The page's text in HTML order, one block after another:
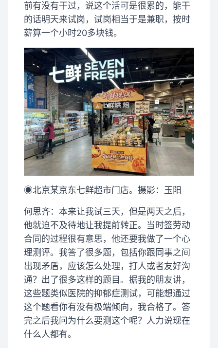
前有没有干过，说这个活可是很累的，能干
的话明天来试岗，试岗相当于是兼职，按时
薪算一个小时20多块钱。
◉北京某京东七鲜超市门店。摄影：玉阳
何思齐：本来让我试三天，但是两天之后，
他就迫不及待地让我提前转正。当时签劳动
合同的过程很有意思，他还要我做了一个心
理测评。我答了很多题，包括你跟同事之间
出现矛盾，应该怎么处理，打人或者友好沟
通？出了很多这样的题目。据我的朋友讲，
这些题类似医院的抑郁症测试，可能想通过
这个题看你有没有极端倾向，我合格了。答
完之后我问为什么要测这个呢？人力说现在
什么人都有。